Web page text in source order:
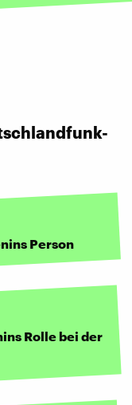
Person
Rolle bei der